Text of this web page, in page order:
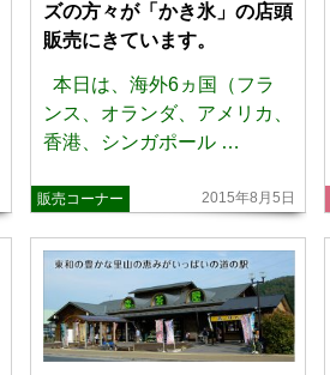
ズの方々が「かき氷」の店頭
販売にきています。
本日は、海外6ヵ国（フラ
ンス、オランダ、アメリカ、
香港、シンガポール …
2015年8月5日
販売コーナー